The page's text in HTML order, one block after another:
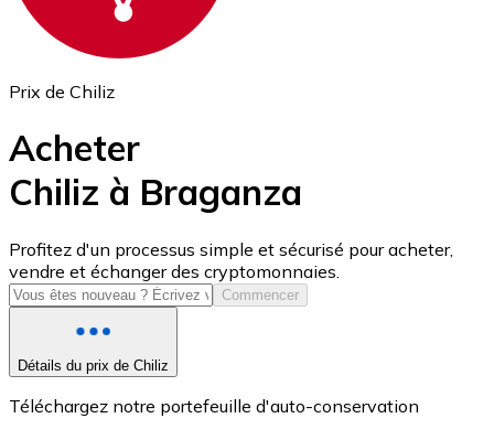
USD Coin
USDC
Prix de Chiliz
Acheter
Chiliz à Braganza
Profitez d'un processus simple et sécurisé pour acheter,
vendre et échanger des cryptomonnaies.
Commencer
Détails du prix de Chiliz
Téléchargez notre portefeuille d'auto-conservation